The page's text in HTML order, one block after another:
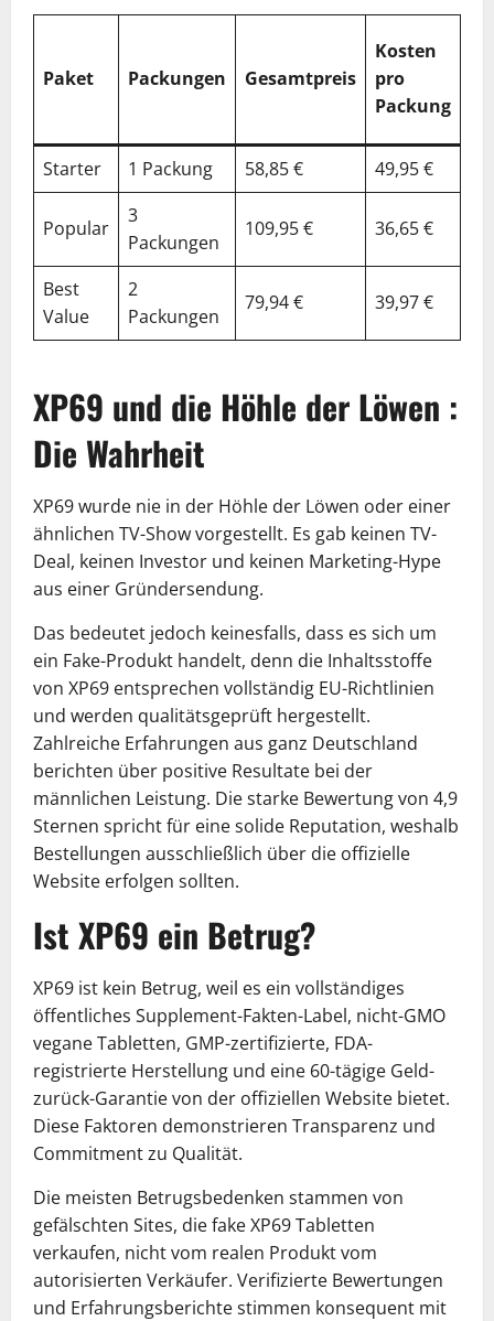
Paket Packungen Gesamtpreis
Kosten
pro
Packung
Starter
1 Packung 58,85 € 49,95 €
Popular
3
Packungen
109,95 € 36,65 €
Best
Value
2
Packungen
79,94 € 39,97 €
XP69 und die Höhle der Löwen :
Die Wahrheit
XP69 wurde nie in der Höhle der Löwen oder einer
ähnlichen TV-Show vorgestellt. Es gab keinen TV-
Deal, keinen Investor und keinen Marketing-Hype
aus einer Gründersendung.
Das bedeutet jedoch keinesfalls, dass es sich um
ein Fake-Produkt handelt, denn die Inhaltsstoffe
von XP69 entsprechen vollständig EU-Richtlinien
und werden qualitätsgeprüft hergestellt.
Zahlreiche Erfahrungen aus ganz Deutschland
berichten über positive Resultate bei der
männlichen Leistung. Die starke Bewertung von 4,9
Sternen spricht für eine solide Reputation, weshalb
Bestellungen ausschließlich über die offizielle
Website erfolgen sollten.
Ist XP69 ein Betrug?
XP69 ist kein Betrug, weil es ein vollständiges
öffentliches Supplement-Fakten-Label, nicht-GMO
vegane Tabletten, GMP-zertifizierte, FDA-
registrierte Herstellung und eine 60-tägige Geld-
zurück-Garantie von der offiziellen Website bietet.
Diese Faktoren demonstrieren Transparenz und
Commitment zu Qualität.
Die meisten Betrugsbedenken stammen von
gefälschten Sites, die fake XP69 Tabletten
verkaufen, nicht vom realen Produkt vom
autorisierten Verkäufer. Verifizierte Bewertungen
und Erfahrungsberichte stimmen konsequent mit